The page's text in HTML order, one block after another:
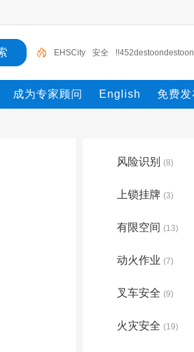
EHSCity 安全
触电 !!45destoon4422222222
22575destoon#9 应急 PPE ehs
成为专家顾问 English 免费发
风险识别 (8)
上锁挂牌 (3)
有限空间 (13)
动火作业 (7)
叉车安全 (9)
火灾安全 (19)